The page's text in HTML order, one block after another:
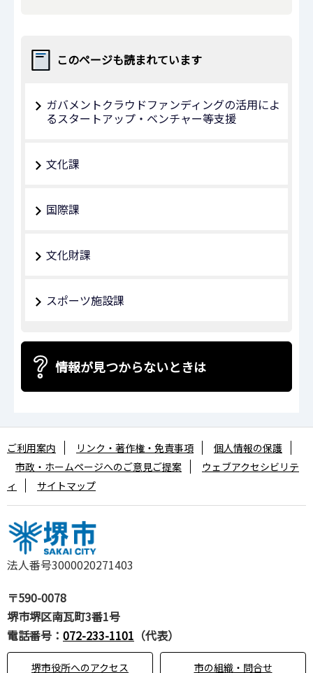
このページも読まれています
ガバメントクラウドファンディングの活用によ
るスタートアップ・ベンチャー等支援
文化課
国際課
文化財課
スポーツ施設課
情報が見つからないときは
法人番号3000020271403
〒590-0078
堺市堺区南瓦町3番1号
電話番号： 072-233-1101 （代表）
堺市役所へのアクセス 市の組織・問合せ
ご利用案内 リンク・著作権・免責事項
個人情報の保護
市政・ホームページへのご意見ご提案
ウェブアクセシビリテ
ィ
サイトマップ